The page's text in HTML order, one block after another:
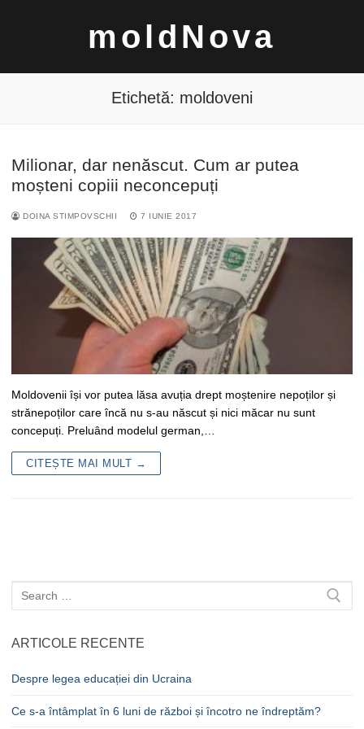
moldNova
Caută
după:
Etichetă: moldoveni
Milionar, dar nenăscut. Cum ar putea
moșteni copiii neconcepuți
DOINA STIMPOVSCHII 7 IUNIE 2017
Moldovenii își vor putea lăsa avuția drept moștenire nepoților și
strănepoților care încă nu s-au născut și nici măcar nu sunt
concepuți. Preluând modelul german,…
CITEȘTE MAI MULT →
Caută
după:
ARTICOLE RECENTE
Despre legea educației din Ucraina
Ce s-a întâmplat în 6 luni de război și încotro ne îndreptăm?